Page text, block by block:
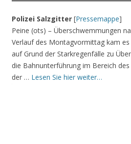
Polizei Salzgitter [Pressemappe]
Peine (ots) – Überschwemmungen
Verlauf des Montagvormittag kam
auf Grund der Starkregenfälle zu
die Bahnunterführung im Bereich
der … Lesen Sie hier weiter…